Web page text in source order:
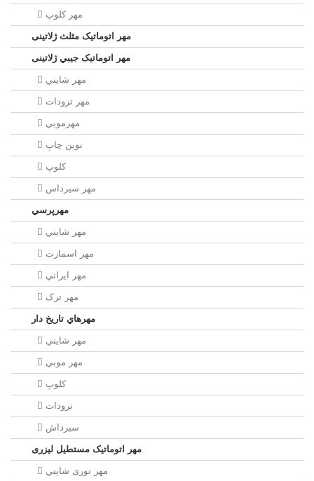
مهر كلوپ
مهر اتوماتیک مثلث ژلاتینی
مهر اتوماتیک جيبي ژلاتینی
مهر شايني
مهر ترودات
مهرموبي
نوين چاپ
کلوپ
مهر سيرداس
مهرپرسي
مهر شايني
مهر اسمارت
مهر ايراني
مهر ترک
مهرهاي تاريخ دار
مهر شايني
مهر موبي
کلوپ
ترودات
سیرداش
مهر اتوماتیک مستطیل لیزری
مهر نوری شايني